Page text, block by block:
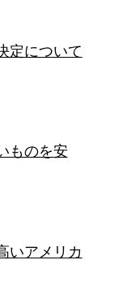
定について
ものを安
いアメリカ